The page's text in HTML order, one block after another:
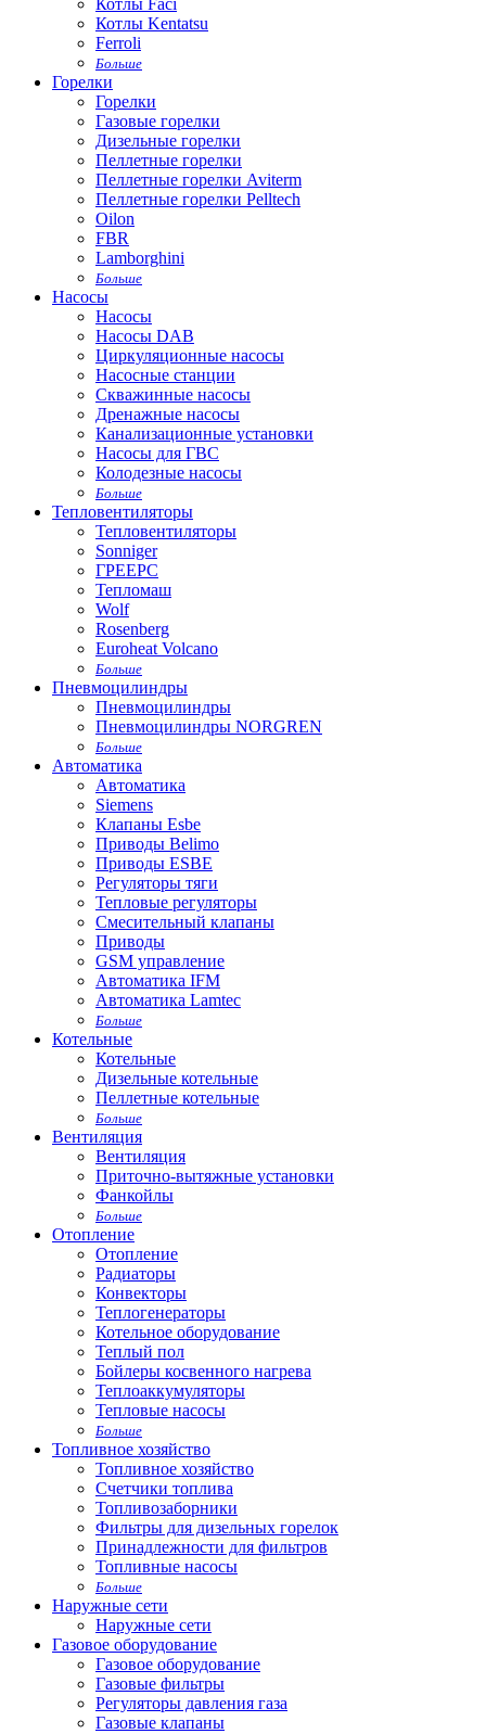
Котлы Faci
Котлы Kentatsu
Ferroli
Больше
Горелки
Горелки
Газовые горелки
Дизельные горелки
Пеллетные горелки
Пеллетные горелки Aviterm
Пеллетные горелки Pelltech
Oilon
FBR
Lamborghini
Больше
Насосы
Насосы
Насосы DAB
Циркуляционные насосы
Насосные станции
Скважинные насосы
Дренажные насосы
Канализационные установки
Насосы для ГВС
Колодезные насосы
Больше
Тепловентиляторы
Тепловентиляторы
Sonniger
ГРЕЕРС
Тепломаш
Wolf
Rosenberg
Euroheat Volcano
Больше
Пневмоцилиндры
Пневмоцилиндры
Пневмоцилиндры NORGREN
Больше
Автоматика
Автоматика
Siemens
Клапаны Esbe
Приводы Belimo
Приводы ESBE
Регуляторы тяги
Тепловые регуляторы
Cмесительный клапаны
Приводы
GSM управление
Автоматика IFM
Автоматика Lamtec
Больше
Котельные
Котельные
Дизельные котельные
Пеллетные котельные
Больше
Вентиляция
Вентиляция
Приточно-вытяжные установки
Фанкойлы
Больше
Отопление
Отопление
Радиаторы
Конвекторы
Теплогенераторы
Котельное оборудование
Теплый пол
Бойлеры косвенного нагрева
Теплоаккумуляторы
Тепловые насосы
Больше
Топливное хозяйство
Топливное хозяйство
Счетчики топлива
Топливозаборники
Фильтры для дизельных горелок
Принадлежности для фильтров
Топливные насосы
Больше
Наружные сети
Наружные сети
Газовое оборудование
Газовое оборудование
Газовые фильтры
Регуляторы давления газа
Газовые клапаны